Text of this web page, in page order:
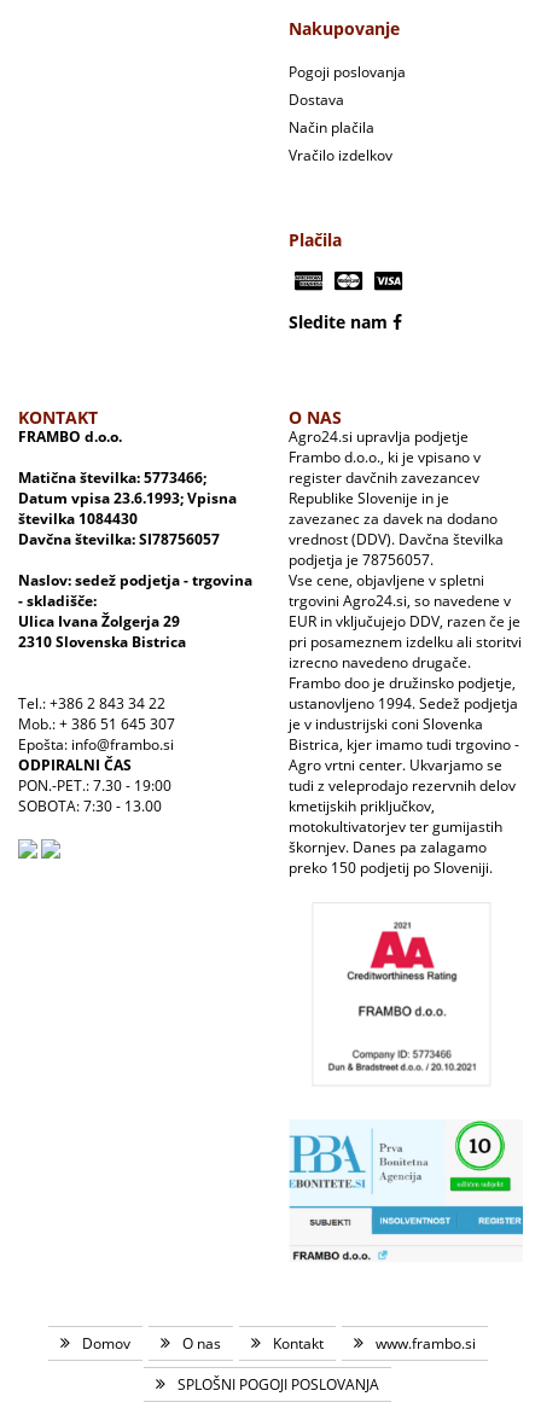
Nakupovanje
Pogoji poslovanja
Dostava
Način plačila
Vračilo izdelkov
Plačila
Sledite nam
KONTAKT
FRAMBO d.o.o.
Matična številka: 5773466;
Datum vpisa 23.6.1993; Vpisna
številka 1084430
Davčna številka: SI78756057
Naslov: sedež podjetja - trgovina
- skladišče:
Ulica Ivana Žolgerja 29
2310 Slovenska Bistrica
Tel.: +386 2 843 34 22
Mob.: + 386 51 645 307
Epošta: info@frambo.si
ODPIRALNI ČAS
PON.-PET.: 7.30 - 19:00
SOBOTA: 7:30 - 13.00
O NAS
Agro24.si upravlja podjetje
Frambo d.o.o., ki je vpisano v
register davčnih zavezancev
Republike Slovenije in je
zavezanec za davek na dodano
vrednost (DDV). Davčna številka
podjetja je 78756057.
Vse cene, objavljene v spletni
trgovini Agro24.si, so navedene v
EUR in vključujejo DDV, razen če je
pri posameznem izdelku ali storitvi
izrecno navedeno drugače.
Frambo doo je družinsko podjetje,
ustanovljeno 1994. Sedež podjetja
je v industrijski coni Slovenka
Bistrica, kjer imamo tudi trgovino -
Agro vrtni center. Ukvarjamo se
tudi z veleprodajo rezervnih delov
kmetijskih priključkov,
motokultivatorjev ter gumijastih
škornjev. Danes pa zalagamo
preko 150 podjetij po Sloveniji.
Domov O nas Kontakt
www.frambo.si
SPLOŠNI POGOJI POSLOVANJA